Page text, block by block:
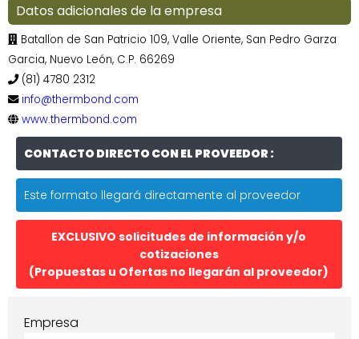
Datos adicionales de la empresa
Batallon de San Patricio 109, Valle Oriente, San Pedro Garza
Garcia, Nuevo León, C.P. 66269
(81) 4780 2312
info@thermbond.com
www.thermbond.com
CONTACTO DIRECTO CON EL PROVEEDOR :
Este formato llegará directamente al proveedor
EXCLUSIVO solicitudes de información y/o
cotizaciones
(Propuestas u Ofertas no llegarán al proveedor)
Empresa